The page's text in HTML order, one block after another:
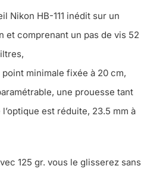
Nikon HB-111 inédit sur un
et comprenant un pas de vis 52
point minimale fixée à 20 cm,
une prouesse tant
l’optique est réduite, 23.5 mm à
125 gr. vous le glisserez sans